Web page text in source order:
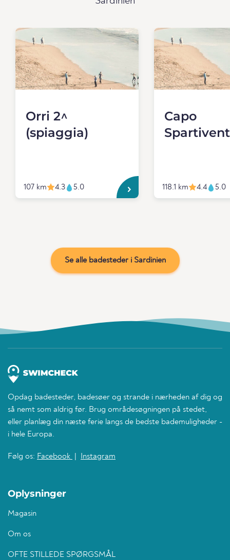
Orri 2^
(spiaggia)
107 km 4.3 5.0
Capo
118.1 km 4.4 5.0
Se alle badesteder i Sardinien
Opdag badesteder, badesøer og strande i nærheden af dig og
så nemt som aldrig før. Brug områdesøgningen på stedet,
eller planlæg din næste ferie langs de bedste bademuligheder -
i hele Europa.
Følg os: Facebook Instagram
Oplysninger
Magasin
Om os
OFTE STILLEDE SPØRGSMÅL